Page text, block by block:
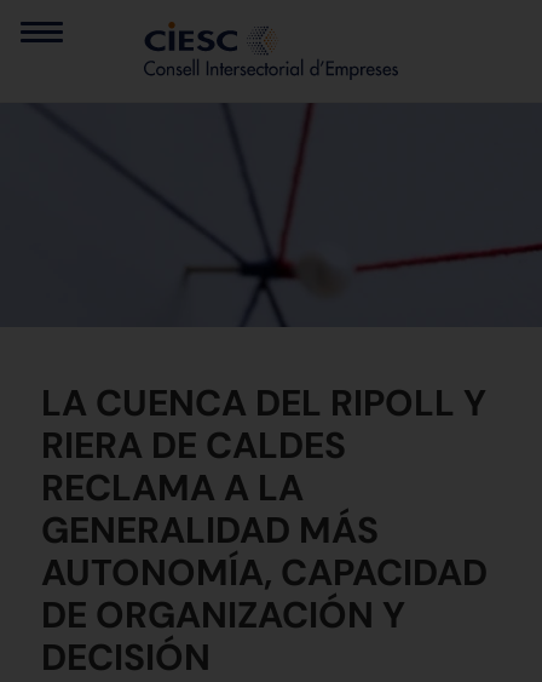
LA CUENCA DEL RIPOLL Y
RIERA DE CALDES
RECLAMA A LA
GENERALIDAD MÁS
AUTONOMÍA, CAPACIDAD
DE ORGANIZACIÓN Y
DECISIÓN